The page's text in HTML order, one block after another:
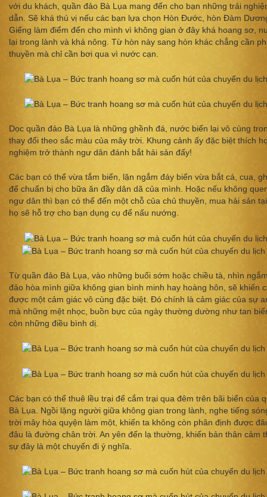
với du khách, quần đảo Bà Lụa mang đến cho bạn những trải
dẫn. Sẽ khá thú vị nếu các bạn lựa chọn Hòn Đước, hòn Đàm
Giếng làm điểm đến cho mình vì không gian ở đây khá hoang sơ,
lại trong lành và khá nông. Từ hòn này sang hòn khác chẳng cần
thuyền mà chỉ cần bơi qua vì nước cạn.
Dọc quần đảo Bà Lụa là những ghềnh đá, nước biển lại vô cùng
thay đổi theo sắc màu của mây trời. Khung cảnh ấy đặc biệt thích
nghiệm trở thành ngư dân đánh bắt hải sản đấy!
Các bạn có thể vừa tắm biển, lặn ngắm đáy biển vừa bắt cá, cua,
để chuẩn bị cho bữa ăn đầy dân dã của mình. Hoặc nếu không
ngư dân thì bạn có thể đến một chỗ của chủ thuyền, mua hải sản
họ sẽ hỗ trợ cho bạn dụng cụ để nấu nướng.
Từ quần đảo Bà Lụa, vào những buổi sớm hoặc chiều tà, nhìn
đảo hòa mình giữa không gian bình minh hay hoàng hôn, sẽ khiến
được một cảm giác vô cùng đặc biệt. Đó chính là cảm giác của sự
mà những mệt nhọc, buồn bực của ngày thường dường như tan
còn những điều bình dị.
Các bạn có thể thuê lều trại để cắm trại qua đêm trên bãi biển của
Bà Lụa. Ngồi lặng người giữa không gian trong lành, nghe tiếng
trời mây hòa quyện làm một, khiến ta không còn phân định được
đâu là đường chân trời. An yên đến lạ thường, khiến bản thân cảm
sự đây là một chuyến đi ý nghĩa.